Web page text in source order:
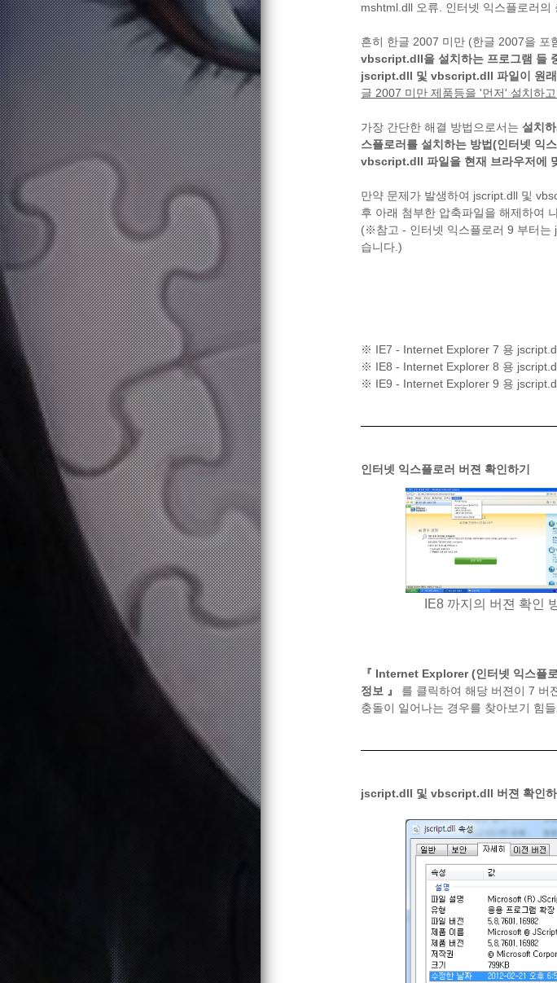
mshtml.dll 오류. 인터넷 익스플로러의
흔히 한글 2007 미만 (한글 2007을 포
vbscript.dll을 설치하는 프로그램 들
jscript.dll 및 vbscript.dll 파일이 원래
글 2007 미만 제품등을 '먼저' 설치하
가장 간단한 해결 방법으로서는설치
스플로러를 설치하는 방법(인터넷 익
vbscript.dll 파일을 현재 브라우저에
만약 문제가 발생하여 jscript.dll 및
후 아래 첨부한 압축파일을 해제하여
(※참고 - 인터넷 익스플로러 9 부터는
습니다.)
※ IE7 - Internet Explorer 7 용
※ IE8 - Internet Explorer 8 용
※ IE9 - Internet Explorer 9 용
인터넷 익스플로러 버젼 확인하기
IE8 까지의 버젼 확인
『 Internet Explorer (인터넷 익스플로
정보 』
를 클릭하여 해당 버젼이 7 버
충돌이 일어나는 경우를 찾아보기 힘
jscript.dll 및 vbscript.dll 버젼 확인